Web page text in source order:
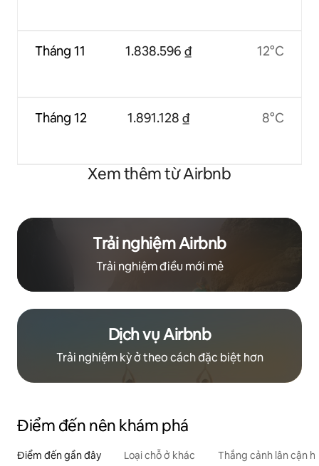
Tháng 11
Tháng 12
1.838.596 ₫
1.891.128 ₫
12°C
8°C
Xem thêm từ Airbnb
Trải nghiệm Airbnb
Trải nghiệm điều mới mẻ
Dịch vụ Airbnb
Trải nghiệm kỳ ở theo cách đặc biệt hơn
Điểm đến nên khám phá
Điểm đến gần đây Loại chỗ ở khác Thắng cảnh lân cận